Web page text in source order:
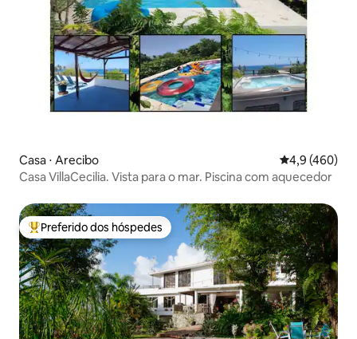
Casa ⋅ Arecibo 4,9 de uma
4,9 (460)
Casa VillaCecilia. Vista para o mar. Piscina com aquecedor
Entre os melhores preferidos dos hóspedes
Preferido dos hóspedes